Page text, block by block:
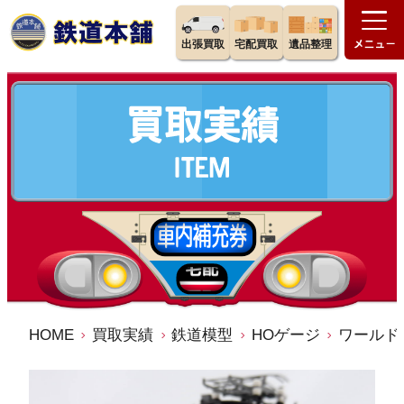
出張買取 宅配買取 遺品整理
HOME 買取実績 鉄道模型 HOゲージ ワールド